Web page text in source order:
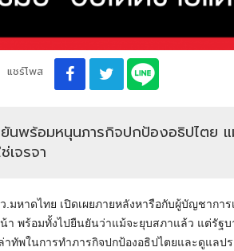
แชร์โพส
นพร้อมหนุนภารกิจปกป้องอธิปไตย
เจรจา
หาดไทย เปิดเผยภายหลังหารือกับผู้บัญชากา
า พร้อมทั้งไปยืนยันว่าแม้จะยุบสภาแล้ว แต่รัฐ
พในการทำภารกิจปกป้องอธิปไตยและดูแลป